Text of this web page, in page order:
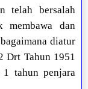
telah bersalah
membawa dan
diatur
Drt Tahun 1951
1 tahun penjara